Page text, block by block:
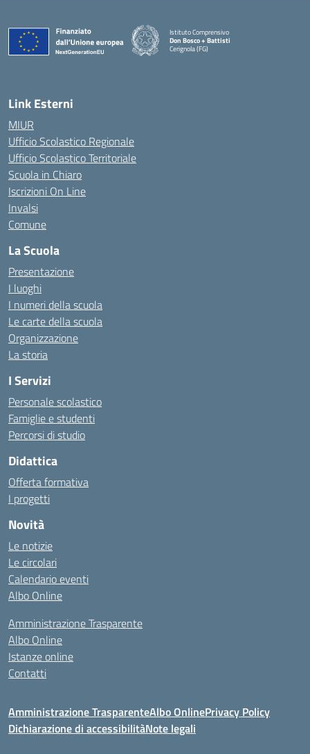
Istituto Comprensivo
Don Bosco + Battisti
Cerignola (FG)
— Visita la pagina iniziale della scuola
Link Esterni
MIUR
Ufficio Scolastico Regionale
Ufficio Scolastico Territoriale
Scuola in Chiaro
Iscrizioni On Line
Invalsi
Comune
La Scuola
Presentazione
I luoghi
I numeri della scuola
Le carte della scuola
Organizzazione
La storia
I Servizi
Personale scolastico
Famiglie e studenti
Percorsi di studio
Didattica
Offerta formativa
I progetti
Novità
Le notizie
Le circolari
Calendario eventi
Albo Online
Amministrazione Trasparente
Albo Online
Istanze online
Contatti
Amministrazione TrasparenteAlbo OnlinePrivacy Policy
Dichiarazione di accessibilitàNote legali